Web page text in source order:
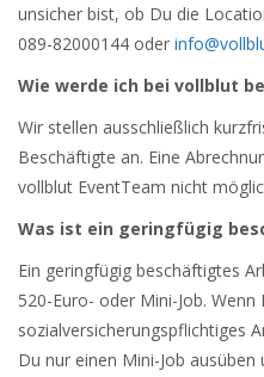
unsicher bist, ob Du die
089-82000144 oder
Wie werde ich bei vollblut
Wir stellen ausschließlich
Beschäftigte an. Eine
vollblut EventTeam nicht
Was ist ein geringfügig
Ein geringfügig beschäftigtes
520-Euro- oder Mini-Job. Wenn
sozialversicherungspflichtiges
Du nur einen Mini-Job